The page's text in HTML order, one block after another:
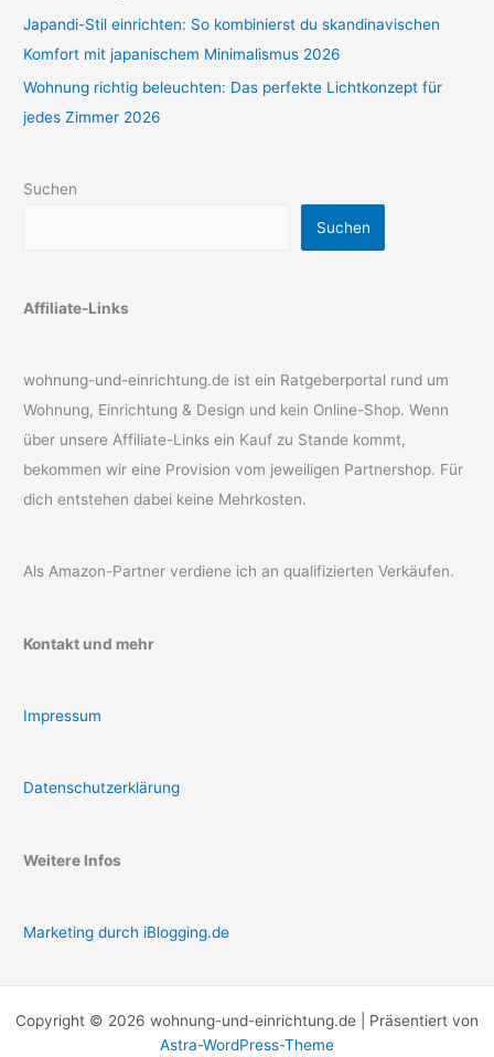
Japandi-Stil einrichten: So kombinierst du skandinavischen
Komfort mit japanischem Minimalismus 2026
Wohnung richtig beleuchten: Das perfekte Lichtkonzept für
jedes Zimmer 2026
Suchen
Suchen
Affiliate-Links
wohnung-und-einrichtung.de ist ein Ratgeberportal rund um
Wohnung, Einrichtung & Design und kein Online-Shop. Wenn
über unsere Affiliate-Links ein Kauf zu Stande kommt,
bekommen wir eine Provision vom jeweiligen Partnershop. Für
dich entstehen dabei keine Mehrkosten.
Als Amazon-Partner verdiene ich an qualifizierten Verkäufen.
Kontakt und mehr
Impressum
Datenschutzerklärung
Weitere Infos
Marketing durch iBlogging.de
Copyright © 2026 wohnung-und-einrichtung.de | Präsentiert von
Astra-WordPress-Theme